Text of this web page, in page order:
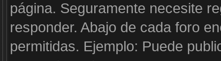
página. Seguramente necesite
responder. Abajo de cada foro
permitidas. Ejemplo: Puede